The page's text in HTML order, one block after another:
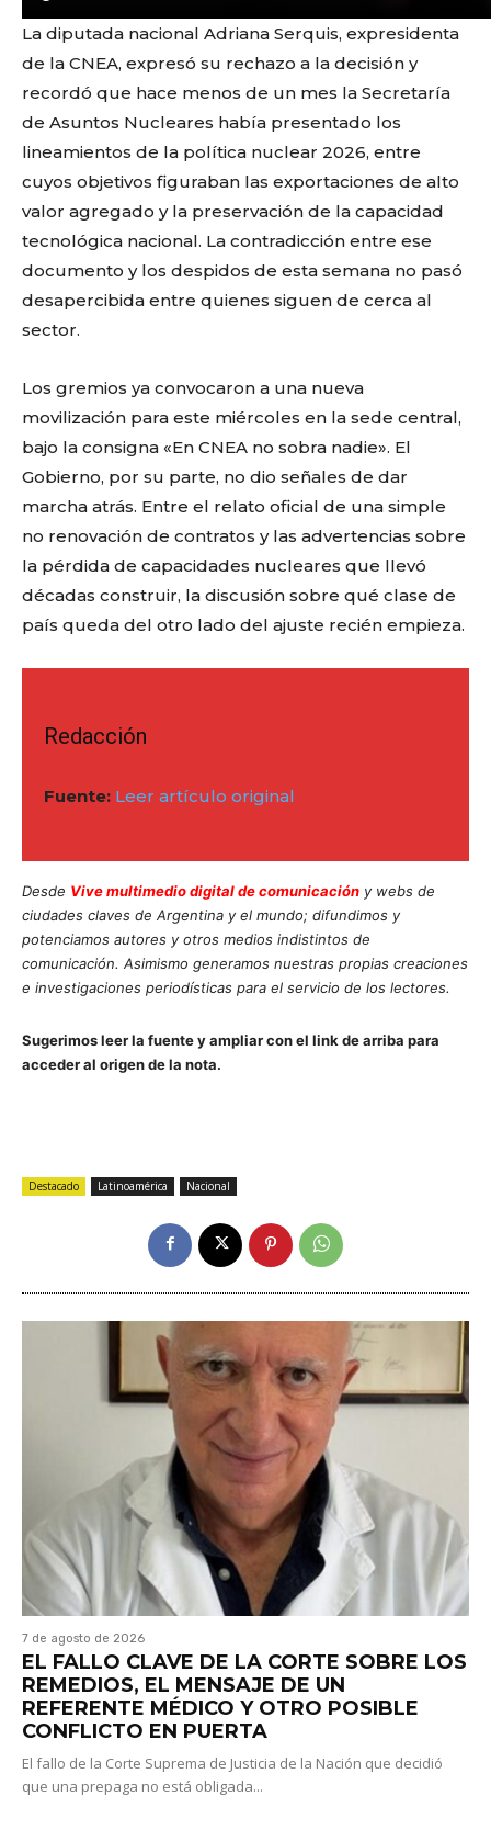
La diputada nacional Adriana Serquis, expresidenta
de la CNEA, expresó su rechazo a la decisión y
recordó que hace menos de un mes la Secretaría
de Asuntos Nucleares había presentado los
lineamientos de la política nuclear 2026, entre
cuyos objetivos figuraban las exportaciones de alto
valor agregado y la preservación de la capacidad
tecnológica nacional. La contradicción entre ese
documento y los despidos de esta semana no pasó
desapercibida entre quienes siguen de cerca al
sector.
Los gremios ya convocaron a una nueva
movilización para este miércoles en la sede central,
bajo la consigna «En CNEA no sobra nadie». El
Gobierno, por su parte, no dio señales de dar
marcha atrás. Entre el relato oficial de una simple
no renovación de contratos y las advertencias sobre
la pérdida de capacidades nucleares que llevó
décadas construir, la discusión sobre qué clase de
país queda del otro lado del ajuste recién empieza.
Redacción
Fuente: Leer artículo original
Desde Vive multimedio digital de comunicación y webs de
ciudades claves de Argentina y el mundo; difundimos y
potenciamos autores y otros medios indistintos de
comunicación. Asimismo generamos nuestras propias creaciones
e investigaciones periodísticas para el servicio de los lectores.
Sugerimos leer la fuente y ampliar con el link de arriba para
acceder al origen de la nota.
Destacado Latinoamérica Nacional
7 de agosto de 2026
EL FALLO CLAVE DE LA CORTE SOBRE LOS
REMEDIOS, EL MENSAJE DE UN
REFERENTE MÉDICO Y OTRO POSIBLE
CONFLICTO EN PUERTA
El fallo de la Corte Suprema de Justicia de la Nación que decidió
que una prepaga no está obligada...